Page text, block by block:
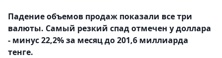
Падение объемов продаж показали все три
валюты. Самый резкий спад отмечен у доллара
- минус 22,2% за месяц до 201,6 миллиарда
тенге.